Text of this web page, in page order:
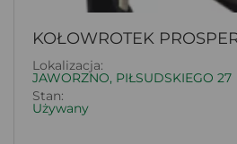
KOŁOWROTEK
Lokalizacja:
JAWORZNO, PIŁSUDSKIEGO 27
Stan:
Używany